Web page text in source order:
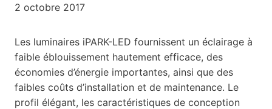
2 octobre 2017
Les luminaires iPARK-LED fournissent un éclairage à
faible éblouissement hautement efficace, des
économies d’énergie importantes, ainsi que des
faibles coûts d’installation et de maintenance. Le
profil élégant, les caractéristiques de conception